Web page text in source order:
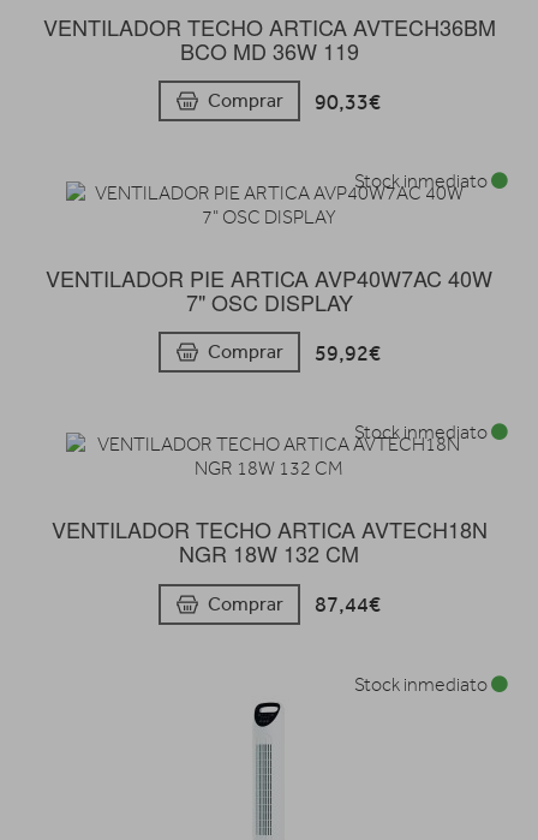
VENTILADOR TECHO ARTICA AVTECH36BM
BCO MD 36W 119
Comprar 90,33€
VENTILADOR PIE ARTICA AVP40W7AC 40W
7" OSC DISPLAY
Comprar 59,92€
Stock inmediato
VENTILADOR TECHO ARTICA AVTECH18N
NGR 18W 132 CM
Comprar 87,44€
Stock inmediato
Stock inmediato